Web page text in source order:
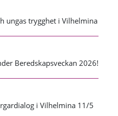
ungas trygghet i Vilhelmina
Beredskapsveckan 2026!
i Vilhelmina 11/5